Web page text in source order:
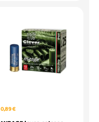
0,89 €